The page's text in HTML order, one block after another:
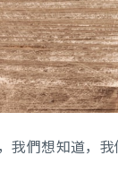
我們想知道，